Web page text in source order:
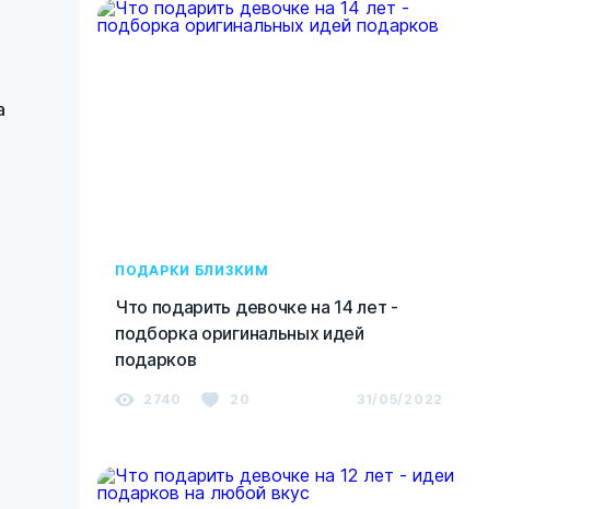
ПОДАРКИ БЛИЗКИМ
Что подарить девочке на 14 лет -
подборка оригинальных идей
подарков
2740 20 31/05/2022